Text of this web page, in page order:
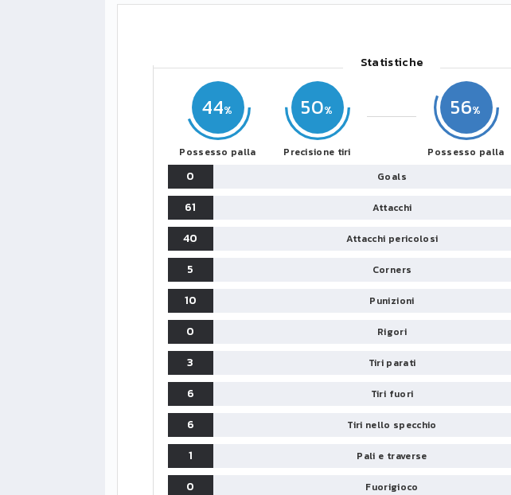
Statistiche
44
Possesso palla
50
Precisione tiri
56
Possesso palla
0 Goals
61
Attacchi
40
Attacchi pericolosi
5
Corners
10
Punizioni
0
Rigori
3
Tiri parati
6
Tiri fuori
6
Tiri nello specchio
1
Pali e traverse
0
Fuorigioco
Monaco
Brest